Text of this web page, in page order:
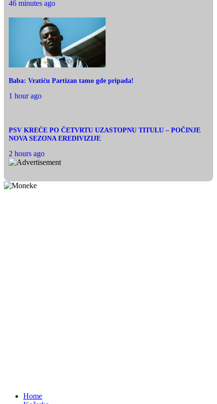
46 minutes ago
Baba: Vratiću Partizan tamo gde pripada!
1 hour ago
PSV KREĆE PO ČETVRTU UZASTOPNU TITULU – POČINJE
NOVA SEZONA EREDIVIZIJE
2 hours ago
Home